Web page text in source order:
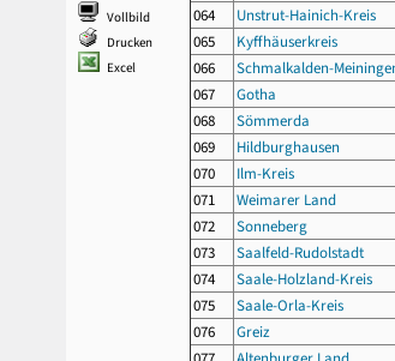
Vollbild
Drucken
Excel
064
Unstrut-Hainich-Kreis
065
Kyffhäuserkreis
066
Schmalkalden-
067
Gotha
068
Sömmerda
069
Hildburghausen
070
Ilm-Kreis
071
Weimarer Land
072
Sonneberg
073
Saalfeld-Rudolstadt
074
Saale-Holzland-Kreis
075
Saale-Orla-Kreis
076
Greiz